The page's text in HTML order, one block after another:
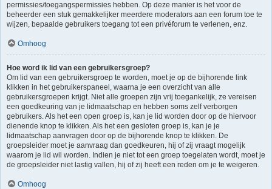
permissies/toegangspermissies hebben. Op deze manier is het voor de
beheerder een stuk gemakkelijker meerdere moderators aan een forum toe te
wijzen, bepaalde gebruikers toegang tot een privéforum te verlenen, enz.
Omhoog
Hoe word ik lid van een gebruikersgroep?
Om lid van een gebruikersgroep te worden, moet je op de bijhorende link
klikken in het gebruikerspaneel, waarna je een overzicht van alle
gebruikersgroepen krijgt. Niet alle groepen zijn vrij toegankelijk, ze vereisen
een goedkeuring van je lidmaatschap en hebben soms zelf verborgen
gebruikers. Als het een open groep is, kan je lid worden door op de hiervoor
dienende knop te klikken. Als het een gesloten groep is, kan je je
lidmaatschap aanvragen door op de bijhorende knop te klikken. De
groepsleider moet je aanvraag dan goedkeuren, hij of zij vraagt mogelijk
waarom je lid wil worden. Indien je niet tot een groep toegelaten wordt, moet je
de groepsleider niet lastig vallen, hij of zij heeft een reden om je te weigeren.
Omhoog